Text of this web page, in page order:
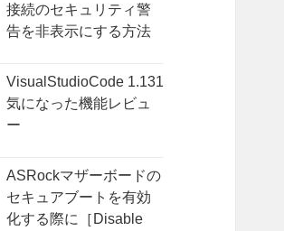
接続のセキュリティ警
告を非表示にする方法
VisualStudioCode 1.131
気になった機能レビュ
ー
ASRockマザーボードの
セキュアブートを有効
化する際に［Disable